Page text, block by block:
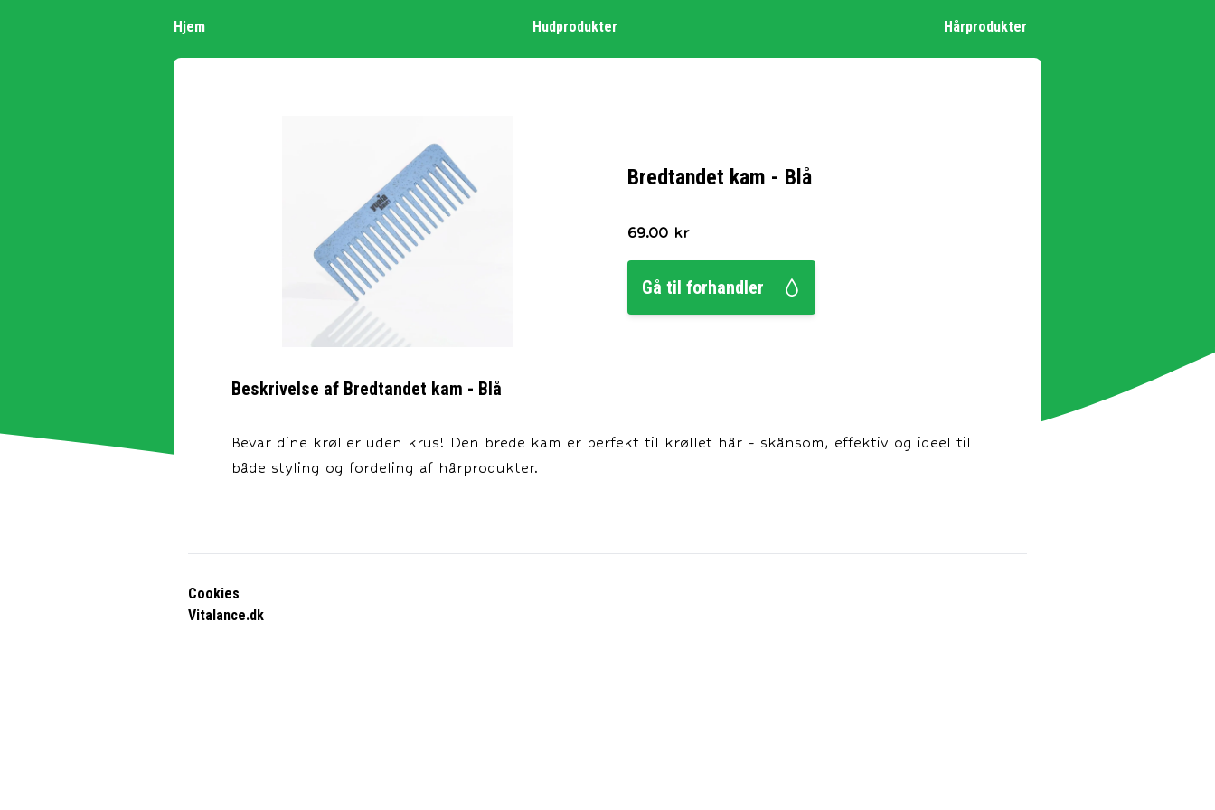
Hjem Hudprodukter Hårprodukter
Bredtandet kam - Blå
69.00 kr
Gå til forhandler
Beskrivelse af Bredtandet kam - Blå
Bevar dine krøller uden krus! Den brede kam er perfekt til krøllet hår - skånsom, effektiv og ideel til
både styling og fordeling af hårprodukter.
Cookies
Vitalance.dk